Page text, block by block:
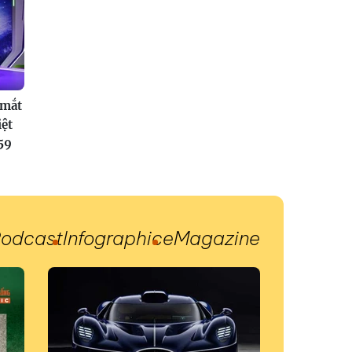
InfographiceMagazine